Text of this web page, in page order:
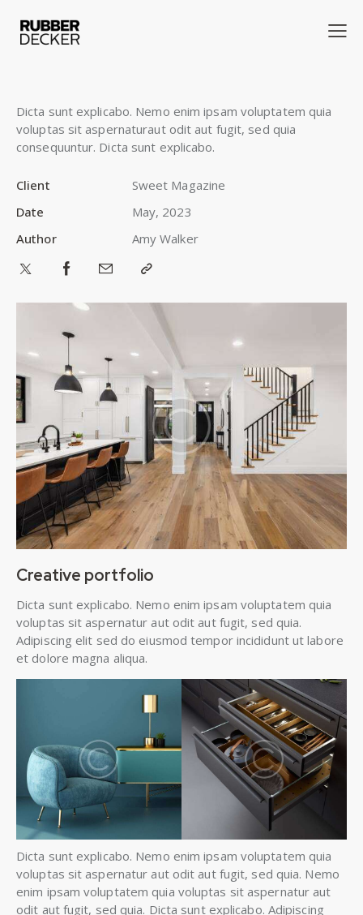
Dicta sunt explicabo. Nemo enim ipsam voluptatem quia
voluptas sit aspernaturaut odit aut fugit, sed quia
consequuntur. Dicta sunt explicabo.
Client
Sweet Magazine
Date
May, 2023
Author
Amy Walker
Creative portfolio
Dicta sunt explicabo. Nemo enim ipsam voluptatem quia
voluptas sit aspernatur aut odit aut fugit, sed quia.
Adipiscing elit sed do eiusmod tempor incididunt ut labore
et dolore magna aliqua.
Dicta sunt explicabo. Nemo enim ipsam voluptatem quia
voluptas sit aspernatur aut odit aut fugit, sed quia. Nemo
enim ipsam voluptatem quia voluptas sit aspernatur aut
odit aut fugit, sed quia. Dicta sunt explicabo. Adipiscing